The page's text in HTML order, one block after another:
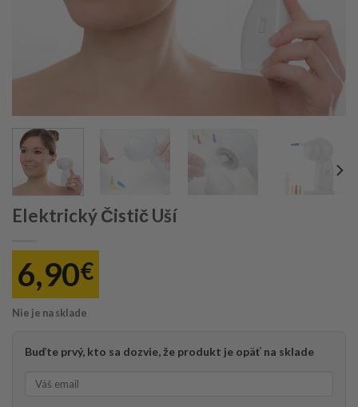
Elektrický Čistič Uší
6,90€
Nie je na sklade
Buďte prvý, kto sa dozvie, že produkt je opäť na sklade